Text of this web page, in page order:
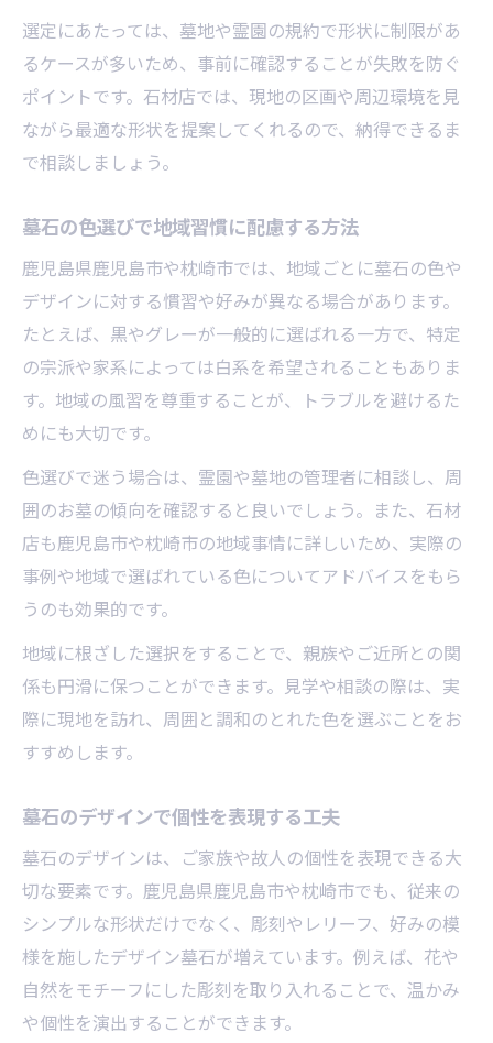
選定にあたっては、墓地や霊園の規約で形状に制限があ
るケースが多いため、事前に確認することが失敗を防ぐ
ポイントです。石材店では、現地の区画や周辺環境を見
ながら最適な形状を提案してくれるので、納得できるま
で相談しましょう。
墓石の色選びで地域習慣に配慮する方法
鹿児島県鹿児島市や枕崎市では、地域ごとに墓石の色や
デザインに対する慣習や好みが異なる場合があります。
たとえば、黒やグレーが一般的に選ばれる一方で、特定
の宗派や家系によっては白系を希望されることもありま
す。地域の風習を尊重することが、トラブルを避けるた
めにも大切です。
色選びで迷う場合は、霊園や墓地の管理者に相談し、周
囲のお墓の傾向を確認すると良いでしょう。また、石材
店も鹿児島市や枕崎市の地域事情に詳しいため、実際の
事例や地域で選ばれている色についてアドバイスをもら
うのも効果的です。
地域に根ざした選択をすることで、親族やご近所との関
係も円滑に保つことができます。見学や相談の際は、実
際に現地を訪れ、周囲と調和のとれた色を選ぶことをお
すすめします。
墓石のデザインで個性を表現する工夫
墓石のデザインは、ご家族や故人の個性を表現できる大
切な要素です。鹿児島県鹿児島市や枕崎市でも、従来の
シンプルな形状だけでなく、彫刻やレリーフ、好みの模
様を施したデザイン墓石が増えています。例えば、花や
自然をモチーフにした彫刻を取り入れることで、温かみ
や個性を演出することができます。